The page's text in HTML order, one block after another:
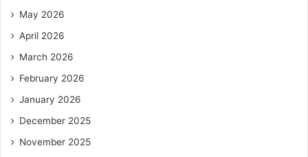
May 2026
April 2026
March 2026
February 2026
January 2026
December 2025
November 2025